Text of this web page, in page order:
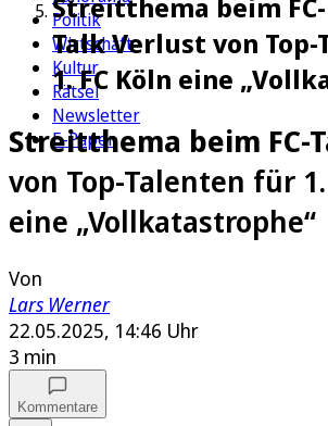
Politik
Wirtschaft
Kultur
Rätsel
Newsletter
E-Paper
Talk Verlust von
1. FC Köln eine
Streitthema beim FC-
von Top-Talenten für 1.
eine „Vollkatastrophe“
Von
Lars Werner
22.05.2025, 14:46 Uhr
3 min
Kommentare